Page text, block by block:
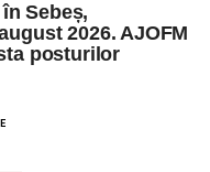
Sebeș,
2026. AJOFM
posturilor